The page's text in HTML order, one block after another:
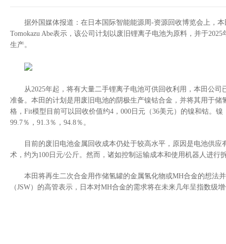
据外国媒体报道：在日本国际智能能源周 -资源回收博览会上，
Tomokazu Abe表示，该公司计划以废旧锂离子电池为原料，并于2025
生产。
从2025年起，将有大量二手锂离子电池可供回收利用， 本田公司
准备。本田的计划是用废旧电池的阴极生产镍钴合金，并将其用于储
格， Fit模型目前可以回收价值约4 ， 000 日元（36美元）的镍和钴。镍
99.7％， 91.3％， 94.8％。
目前的废旧电池金属回收成本仍处于较高水平，原因是电池供应
术，约为100 日元/公斤。然而，诸如控制运输成本和使用机器人进行
本田将再生二次合金用作储氢罐的金属氢化物或MH合金的想法
（JSW）的高管表示，日本对MH合金的需求将在未来几年呈指数级